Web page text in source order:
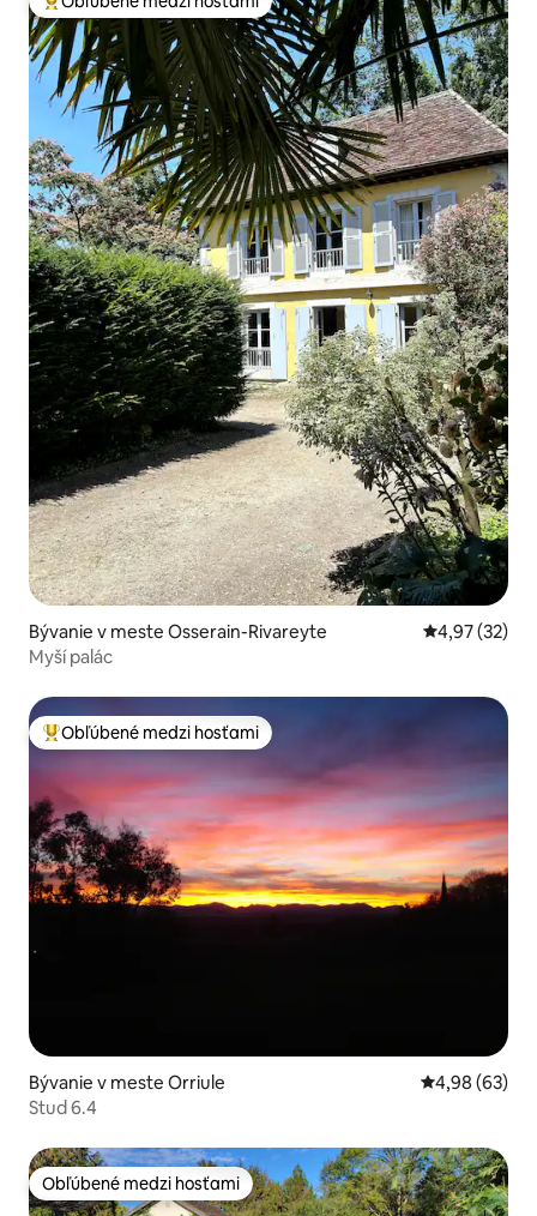
Najobľúbenejšie medzi hosťami
Bývanie v meste Osserain-Rivareyte Priemerné
4,97 (32)
Myší palác
Najobľúbenejšie medzi hosťami
Obľúbené medzi hosťami
Bývanie v meste Orriule Priemerné
4,98 (63)
Stud 6.4
Obľúbené medzi hosťami
Obľúbené medzi hosťami